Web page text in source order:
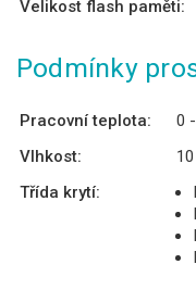
Velikost flash paměti:
Podmínky
Pracovní teplota:
0
Vlhkost:
Třída krytí: